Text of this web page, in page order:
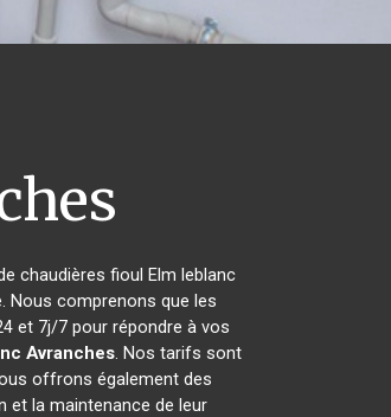
chaudières fioul Elm leblanc
Nous comprenons que les
et 7j/7 pour répondre à vos
Avranches. Nos tarifs sont
offrons également des
la maintenance de leur